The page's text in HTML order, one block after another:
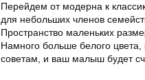
Перейдем от модерна к
для небольших членов
Пространство маленьких
Намного больше белого
советам, и ваш малыш будет